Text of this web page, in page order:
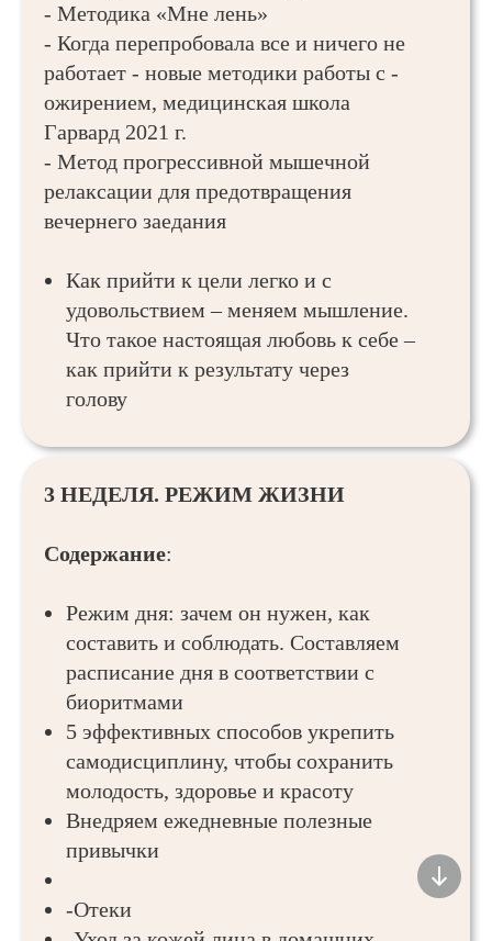
- Методика «Мне лень»
- Когда перепробовала все и ничего не
работает - новые методики работы с -
ожирением, медицинская школа
Гарвард 2021 г.
- Метод прогрессивной мышечной
релаксации для предотвращения
вечернего заедания
Как прийти к цели легко и с
удовольствием – меняем мышление.
Что такое настоящая любовь к себе –
как прийти к результату через
голову
3 НЕДЕЛЯ. РЕЖИМ ЖИЗНИ
Содержание:
Режим дня: зачем он нужен, как
составить и соблюдать. Составляем
расписание дня в соответствии с
биоритмами
5 эффективных способов укрепить
самодисциплину, чтобы сохранить
молодость, здоровье и красоту
Внедряем ежедневные полезные
привычки
-Отеки